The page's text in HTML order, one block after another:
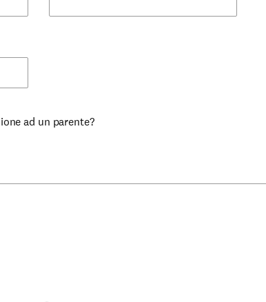
ad un parente?